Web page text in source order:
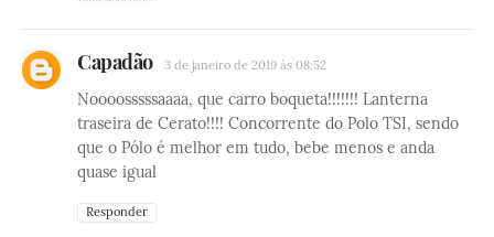
Capadão 3 de janeiro de 2019 às 08:52
Noooosssssaaaa, que carro boqueta!!!!!!! Lanterna
traseira de Cerato!!!! Concorrente do Polo TSI, sendo
que o Pólo é melhor em tudo, bebe menos e anda
quase igual
Responder